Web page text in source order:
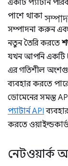
একটি প্যাটার্ন
পাশে থাকা
সম্পাদনা করুন
নতুন তৈরি করতে
যখন আপনি একটি
এর গতিশীল
ব্যবহার করতে
ডোমেনের সমস্ত
প্যাটার্ন API
করতে
নেটওয়ার্ক